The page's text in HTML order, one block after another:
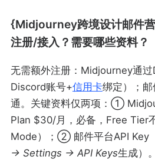
{Midjourney跨境设计邮件
注册/接入？需要哪些资料？
无需额外注册：Midjourney通
Discord账号+信用卡绑定）；
通。关键资料仅两项：①
Plan $30/月，必备，Free Tier
Mode）；② 邮件平台API Key
→ Settings → API Keys生成）